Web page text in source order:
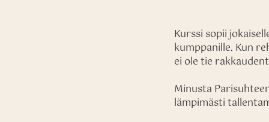
Kurssi sopii
kumppanille. Kun
ei ole tie
Minusta
lämpimästi